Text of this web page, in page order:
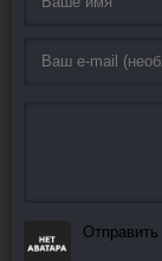
Отправить